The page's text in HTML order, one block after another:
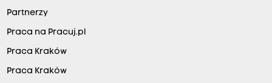
Partnerzy
Praca na Pracuj.pl
Praca Kraków
Praca Kraków